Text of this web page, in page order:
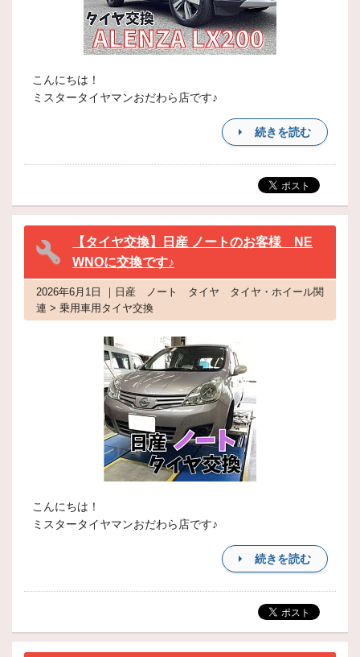
こんにちは！
ミスタータイヤマンおだわら店です♪
続きを読む
【タイヤ交換】日産 ノートのお客様 NE
WNOに交換です♪
2026年6月1日 ｜日産 ノート タイヤ タイヤ・ホイール関
連 > 乗用車用タイヤ交換
こんにちは！
ミスタータイヤマンおだわら店です♪
続きを読む